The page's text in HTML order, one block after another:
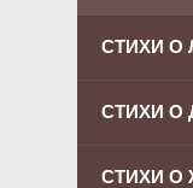
СТИХИ О
СТИХИ О
СТИХИ О